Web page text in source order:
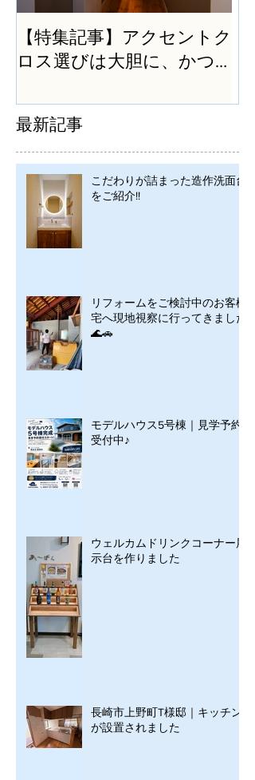
【特集記事】アクセントク
ロス選びは大胆に、かつ
最新記事
こだわりが詰まった造作洗面台
をご紹介!!
リフォームをご検討中のお客様
宅へ現地視察に行ってきました
🌊🚗
モデルハウス5号棟｜見学予約
受付中♪
ウェルカムドリンクコーナー展
示台を作りました
長崎市上野町T様邸｜キッチン
が設置されました